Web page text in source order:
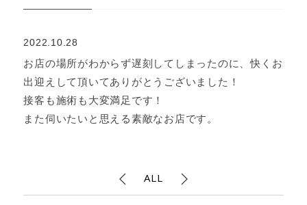
2022.10.28
お店の場所がわからず遅刻してしまったのに、快くお
出迎えして頂いてありがとうございました！
接客も施術も大変満足です！
また伺いたいと思える素敵なお店です。
ALL